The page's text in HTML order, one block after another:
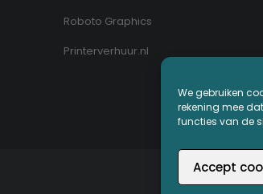
We gebruiken
rekening mee
functies van de
Accept
Roboto Graphics
Printerverhuur.nl